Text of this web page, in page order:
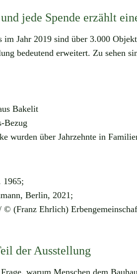
jede Spende erzählt
Jahr 2019 sind über 3.000
bedeutend erweitert. Zu sehen
Bakelit
Bezug
wurden über Jahrzehnte in
1965;
Berlin, 2021;
© (Franz Ehrlich)
der Ausstellung
warum Menschen dem